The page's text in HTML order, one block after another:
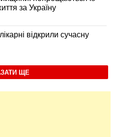
за Україну
відкрили сучасну
ЩЕ